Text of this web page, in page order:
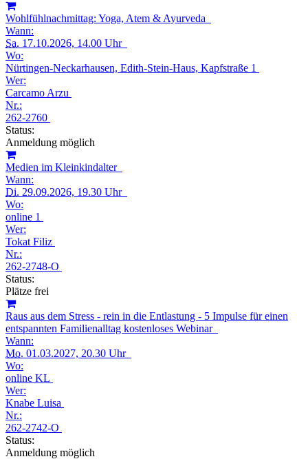
Wohlfühlnachmittag: Yoga, Atem & Ayurveda
Wann:
Sa. 17.10.2026, 14.00 Uhr
Wo:
Nürtingen-Neckarhausen, Edith-Stein-Haus, Kapfstraße 1
Wer:
Carcamo Arzu
Nr.:
262-2760
Status:
Anmeldung möglich
Medien im Kleinkindalter
Wann:
Di. 29.09.2026, 19.30 Uhr
Wo:
online 1
Wer:
Tokat Filiz
Nr.:
262-2748-O
Status:
Plätze frei
Raus aus dem Stress - rein in die Entlastung - 5 Impulse für einen
entspannten Familienalltag kostenloses Webinar
Wann:
Mo. 01.03.2027, 20.30 Uhr
Wo:
online KL
Wer:
Knabe Luisa
Nr.:
262-2742-O
Status:
Anmeldung möglich